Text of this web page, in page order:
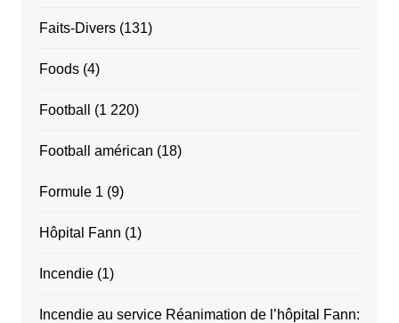
Faits-Divers(131)
Foods(4)
Football (1 220)
Football américan (18)
Formule 1 (9)
Hôpital Fann (1)
Incendie(1)
Incendie au service Réanimation de l’hôpital Fann: